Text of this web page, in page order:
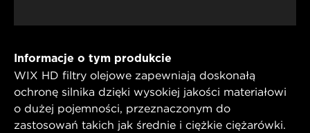
Informacje o tym produkcie
WIX HD filtry olejowe zapewniają doskonałą
ochronę silnika dzięki wysokiej jakości materiałowi
o dużej pojemności, przeznaczonym do
zastosowań takich jak średnie i ciężkie ciężarówki.